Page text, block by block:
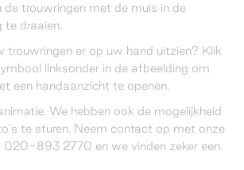
de trouwringen met de muis in de
te draaien.
trouwringen er op uw hand uitzien? Klik
linksonder in de afbeelding om
een handaanzicht te openen.
We hebben ook de mogelijkheid
te sturen. Neem contact op met onze
020-893 2770 en we vinden zeker een.